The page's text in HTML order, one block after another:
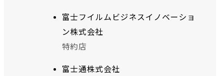
富士フイルムビジネスイノベーショ
ン株式会社
特約店
富士通株式会社